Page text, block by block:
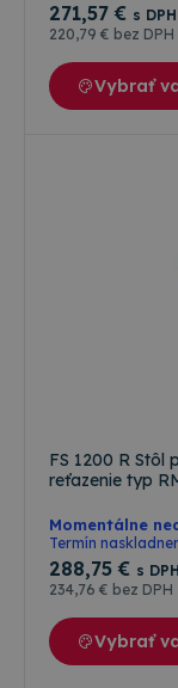
271,57 € s DPH
220,79 € bez DPH
Vybrať
FS 1200 R Stôl
reťazenie typ
Momentálne
Termín
288,75 € s DPH
234,76 € bez DPH
Vybrať